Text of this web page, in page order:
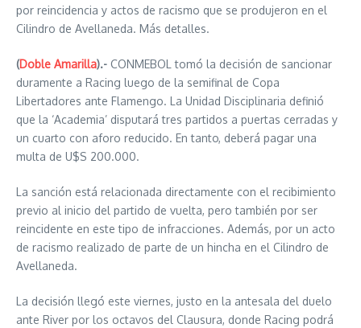
por reincidencia y actos de racismo que se produjeron en el
Cilindro de Avellaneda. Más detalles.
(Doble Amarilla).- CONMEBOL tomó la decisión de sancionar
duramente a Racing luego de la semifinal de Copa
Libertadores ante Flamengo. La Unidad Disciplinaria definió
que la ‘Academia’ disputará tres partidos a puertas cerradas y
un cuarto con aforo reducido. En tanto, deberá pagar una
multa de U$S 200.000.
La sanción está relacionada directamente con el recibimiento
previo al inicio del partido de vuelta, pero también por ser
reincidente en este tipo de infracciones. Además, por un acto
de racismo realizado de parte de un hincha en el Cilindro de
Avellaneda.
La decisión llegó este viernes, justo en la antesala del duelo
ante River por los octavos del Clausura, donde Racing podrá